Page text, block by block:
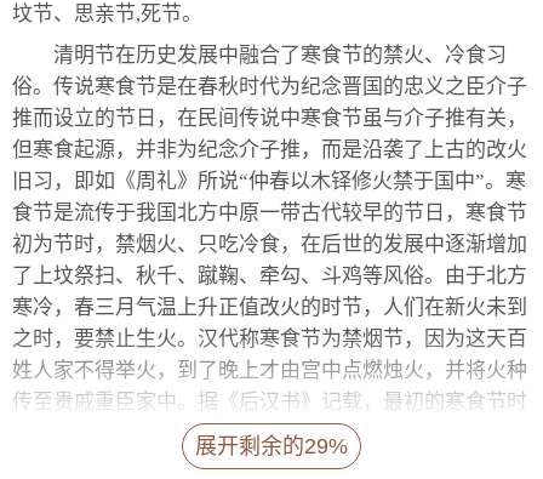
坟节、思亲节,死节。
清明节在历史发展中融合了寒食节的禁火、冷食习
俗。传说寒食节是在春秋时代为纪念晋国的忠义之臣介子
推而设立的节日，在民间传说中寒食节虽与介子推有关，
但寒食起源，并非为纪念介子推，而是沿袭了上古的改火
旧习，即如《周礼》所说“仲春以木铎修火禁于国中”。寒
食节是流传于我国北方中原一带古代较早的节日，寒食节
初为节时，禁烟火、只吃冷食，在后世的发展中逐渐增加
了上坟祭扫、秋千、蹴鞠、牵勾、斗鸡等风俗。由于北方
寒冷，春三月气温上升正值改火的时节，人们在新火未到
之时，要禁止生火。汉代称寒食节为禁烟节，因为这天百
姓人家不得举火，到了晚上才由宫中点燃烛火，并将火种
传至贵戚重臣家中。据《后汉书》记载，最初的寒食节时
间很长，最长的105天，最短的也要近1个月。寒食节期间
不得生火，只能生食，对人的健康不利。
展开剩余的29%